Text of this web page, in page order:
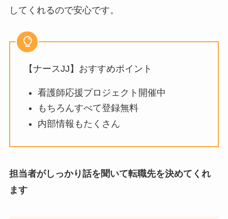
してくれるので安心です。
【ナースJJ】おすすめポイント
看護師応援プロジェクト開催中
もちろんすべて登録無料
内部情報もたくさん
担当者がしっかり話を聞いて転職先を決めてくれ
ます